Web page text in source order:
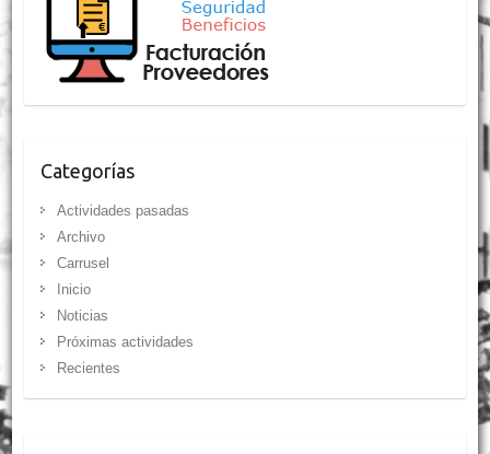
Categorías
Actividades pasadas
Archivo
Carrusel
Inicio
Noticias
Próximas actividades
Recientes